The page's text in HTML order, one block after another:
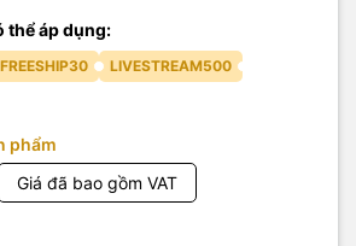
thể áp dụng:
FREESHIP30
LIVESTREAM500
phẩm
Giá đã bao gồm VAT